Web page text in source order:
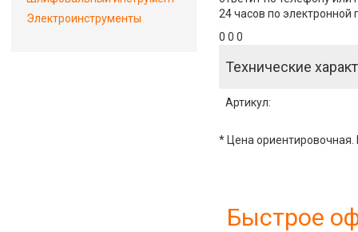
24 часов по электронной
0 0 0
Технические
Артикул:
* Цена ориентировочная.
Быстрое
Электроинструменты